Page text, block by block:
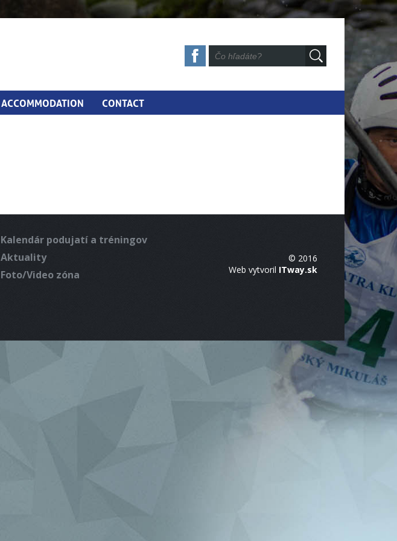
ACCOMMODATION CONTACT
Kalendár podujatí a tréningov
Aktuality
Foto/Video zóna
© 2016
Web vytvoril ITway.sk